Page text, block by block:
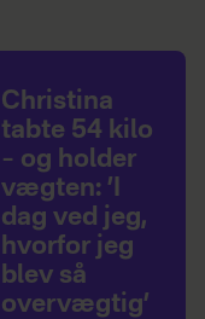
Christina
tabte 54 kilo
– og holder
vægten: ’I
dag ved jeg,
hvorfor jeg
blev så
overvægtig’